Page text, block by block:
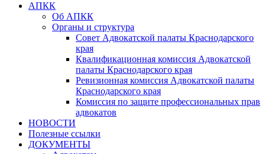
АПКК
Об АПКК
Органы и структура
Совет Адвокатской палаты Краснодарского
края
Квалификационная комиссия Адвокатской
палаты Краснодарского края
Ревизионная комиссия Адвокатской палаты
Краснодарского края
Комиссия по защите профессиональных прав
адвокатов
НОВОСТИ
Полезные ссылки
ДОКУМЕНТЫ